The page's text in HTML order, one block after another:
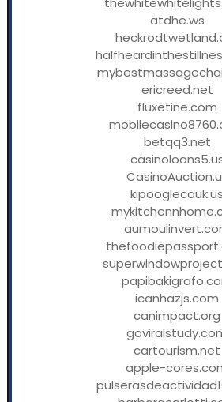
atdhe.ws
ericreed.net
fluxetine.com
betqq3.net
kipooglecouk.us
icanhazjs.com
canimpact.org
cartourism.net
apple-